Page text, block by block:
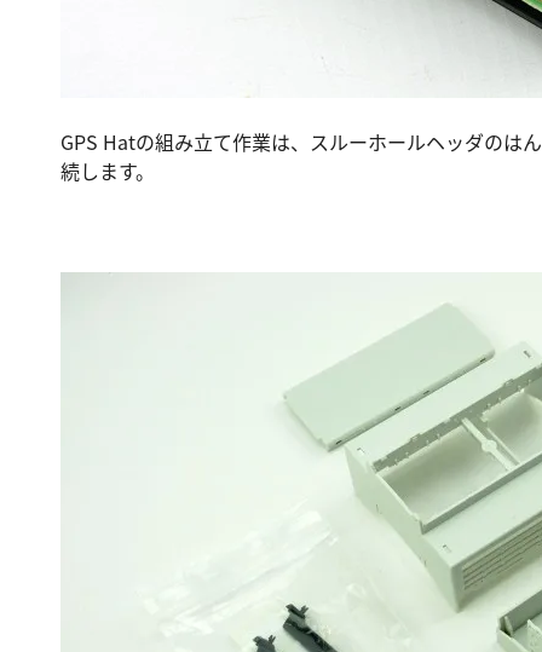
GPS Hatの組み立て作業は、スルーホールヘッダのは
続します。